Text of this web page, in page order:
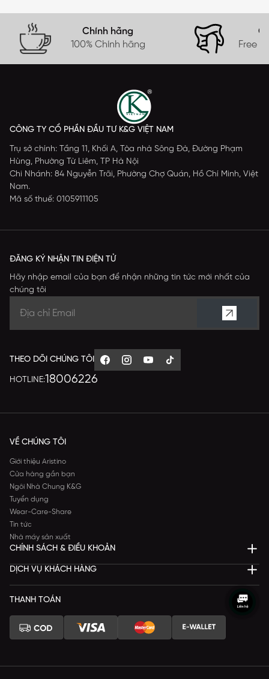
Chính hãng
100% Chính hãng
Free
CÔNG TY CỔ PHẦN ĐẦU TƯ K&G VIỆT NAM
Trụ sở chính: Tầng 11, Khối A, Tòa nhà Sông Đà, Đường Phạm
Hùng, Phường Từ Liêm, TP Hà Nội
Chi Nhánh: 84 Nguyễn Trãi, Phường Chợ Quán, Hồ Chí Minh, Việt
Nam.
Mã số thuế: 0105911105
ĐĂNG KÝ NHẬN TIN ĐIỆN TỬ
Hãy nhập email của bạn để nhận những tin tức mới nhất của
chúng tôi
THEO DÕI CHÚNG TÔI
HOTLINE:18006226
VỀ CHÚNG TÔI
Giới thiệu Aristino
Cửa hàng gần bạn
Ngôi Nhà Chung K&G
Tuyển dụng
Wear-Care-Share
Tin tức
Nhà máy sản xuất
CHÍNH SÁCH & ĐIỀU KHOẢN
DỊCH VỤ KHÁCH HÀNG
THANH TOÁN